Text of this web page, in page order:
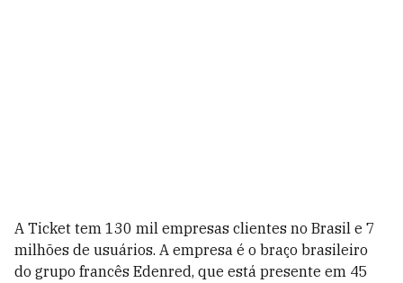
A Ticket tem 130 mil empresas clientes no Brasil e 7
milhões de usuários. A empresa é o braço brasileiro
do grupo francês Edenred, que está presente em 45